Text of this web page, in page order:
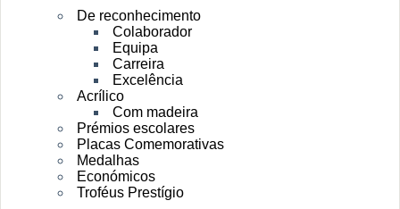
De reconhecimento
Colaborador
Equipa
Carreira
Excelência
Acrílico
Com madeira
Prémios escolares
Placas Comemorativas
Medalhas
Económicos
Troféus Prestígio